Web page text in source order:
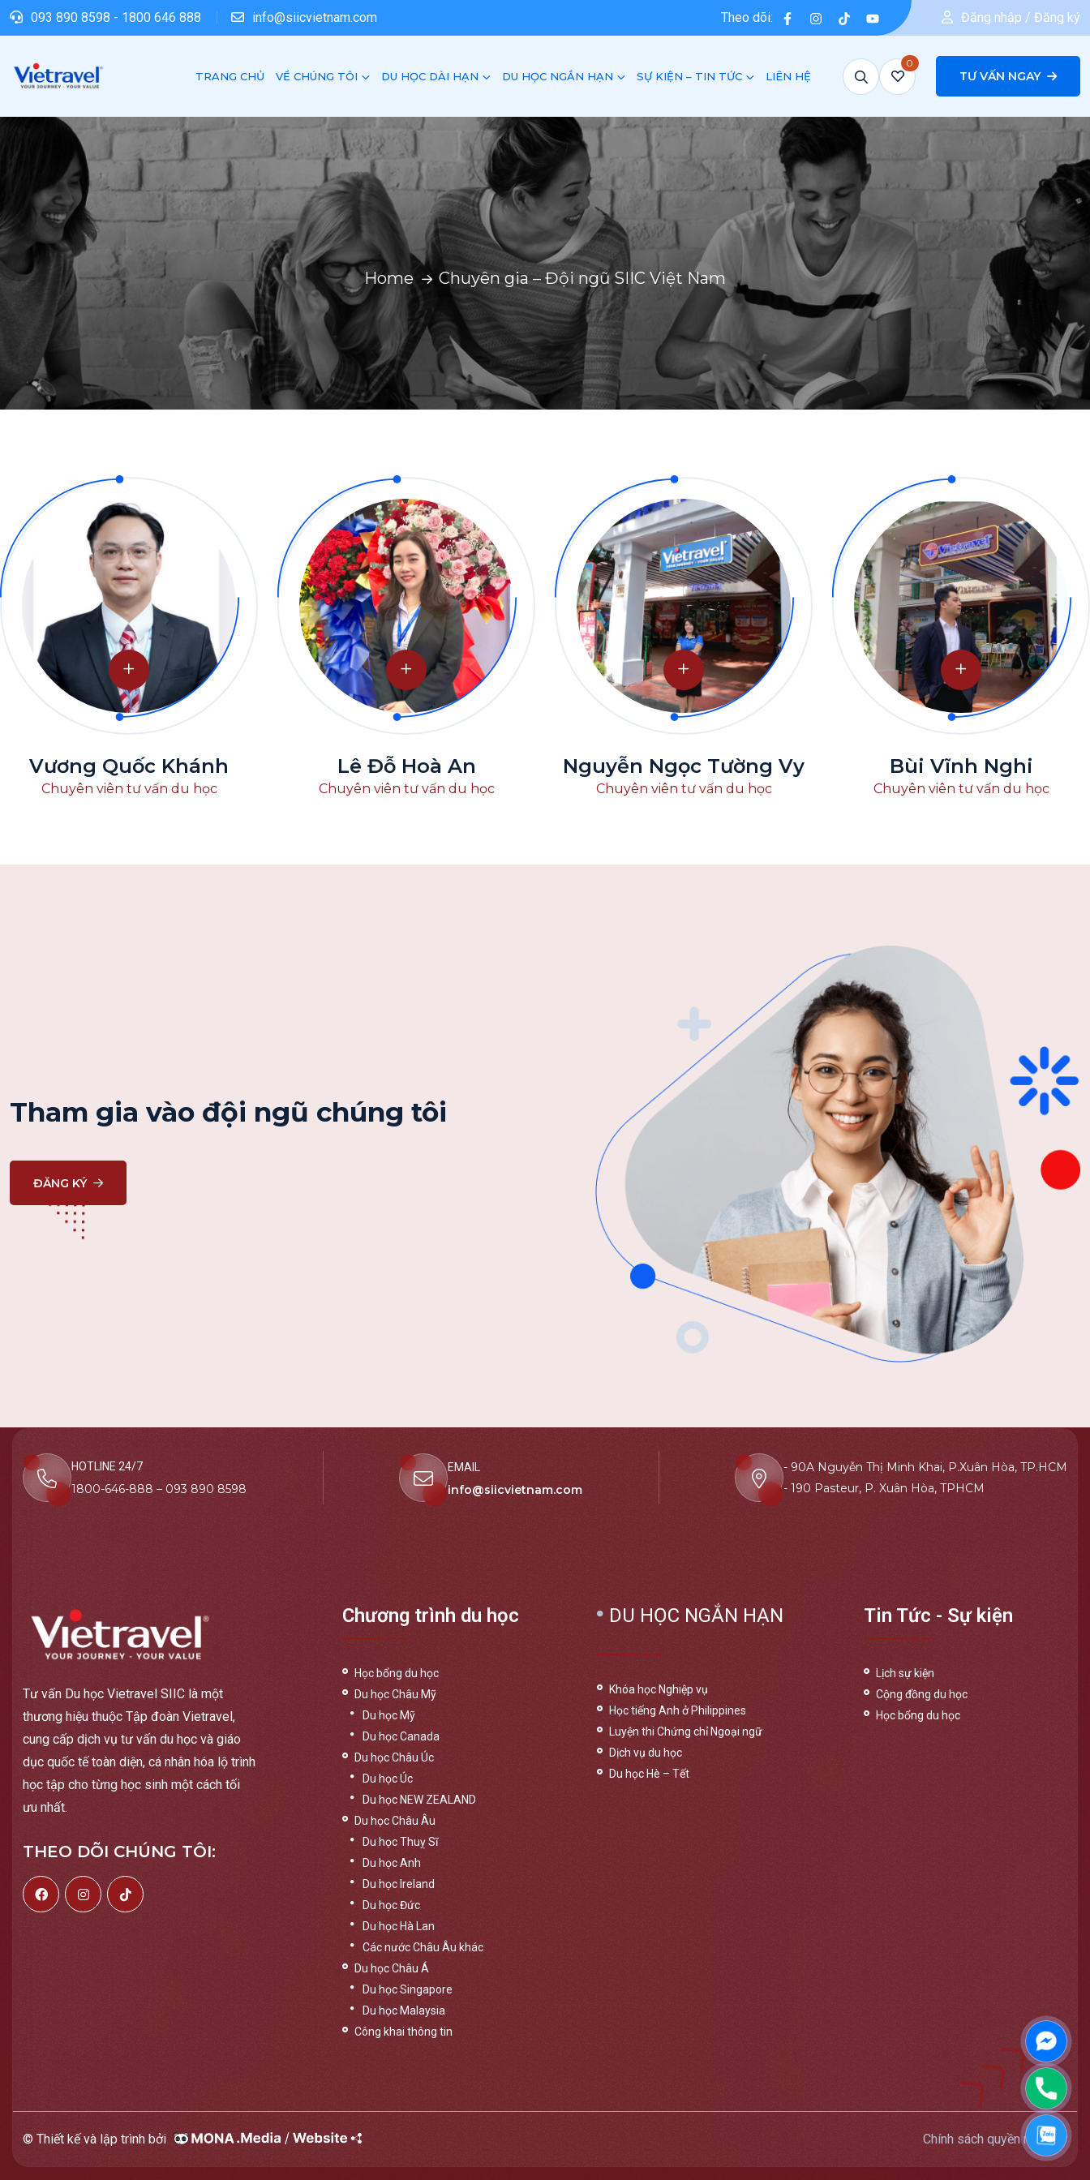
093 890 8598 - 1800 646 888 info@siicvietnam.com Theo dõi: Đăng nhập / Đăng ký
TRANG CHỦ VỀ CHÚNG TÔI DU HỌC DÀI HẠN DU HỌC NGẮN HẠN SỰ KIỆN – TIN TỨC LIÊN HỆ
0
TƯ VẤN NGAY
Home Chuyên gia – Đội ngũ SIIC Việt Nam
Vương Quốc Khánh
Chuyên viên tư vấn du học
Lê Đỗ Hoà An
Chuyên viên tư vấn du học
Nguyễn Ngọc Tường Vy
Chuyên viên tư vấn du học
Bùi Vĩnh Nghi
Chuyên viên tư vấn du học
Tham gia vào đội ngũ chúng tôi
ĐĂNG KÝ
HOTLINE 24/7
1800-646-888 – 093 890 8598
EMAIL
info@siicvietnam.com
- 90A Nguyễn Thị Minh Khai, P.Xuân Hòa, TP.HCM
- 190 Pasteur, P. Xuân Hòa, TPHCM
Tư vấn Du học Vietravel SIIC là một
thương hiệu thuộc Tập đoàn Vietravel,
cung cấp dịch vụ tư vấn du học và giáo
dục quốc tế toàn diện, cá nhân hóa lộ trình
học tập cho từng học sinh một cách tối
ưu nhất.
THEO DÕI CHÚNG TÔI:
Chương trình du học
Học bổng du học
Du học Châu Mỹ
Du học Mỹ
Du học Canada
Du học Châu Úc
Du học Úc
Du học NEW ZEALAND
Du học Châu Âu
Du học Thuỵ Sĩ
Du học Anh
Du học Ireland
Du học Đức
Du học Hà Lan
Các nước Châu Âu khác
Du học Châu Á
Du học Singapore
Du học Malaysia
Công khai thông tin
DU HỌC NGẮN HẠN
Khóa học Nghiệp vụ
Học tiếng Anh ở Philippines
Luyện thi Chứng chỉ Ngoại ngữ
Dịch vụ du học
Du học Hè – Tết
Tin Tức - Sự kiện
Lịch sự kiện
Cộng đồng du học
Học bổng du học
© Thiết kế và lập trình bởi Chính sách quyền riêng tư
Phone
Zalo